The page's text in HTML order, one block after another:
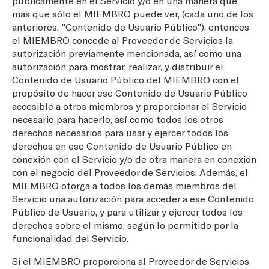
más que sólo el MIEMBRO puede ver, (cada uno de los
anteriores, "Contenido de Usuario Público"), entonces
el MIEMBRO concede al Proveedor de Servicios la
autorización previamente mencionada, así como una
autorización para mostrar, realizar, y distribuir el
Contenido de Usuario Público del MIEMBRO con el
propósito de hacer ese Contenido de Usuario Público
accesible a otros miembros y proporcionar el Servicio
necesario para hacerlo, así como todos los otros
derechos necesarios para usar y ejercer todos los
derechos en ese Contenido de Usuario Público en
conexión con el Servicio y/o de otra manera en conexión
con el negocio del Proveedor de Servicios. Además, el
MIEMBRO otorga a todos los demás miembros del
Servicio una autorización para acceder a ese Contenido
Público de Usuario, y para utilizar y ejercer todos los
derechos sobre el mismo, según lo permitido por la
funcionalidad del Servicio.
Si el MIEMBRO proporciona al Proveedor de Servicios